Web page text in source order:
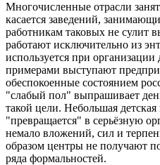
Многочисленные отрасли
касается заведений,
работникам таковых не сулит
работают исключительно из
используется при
примерами выступают
обеспокоенные состоянием
"слабый пол" выпрашивает
такой цели. Небольшая
"превращается" в серьёзную
немало вложений, сил и
образом центры не получают
ряда формальностей.